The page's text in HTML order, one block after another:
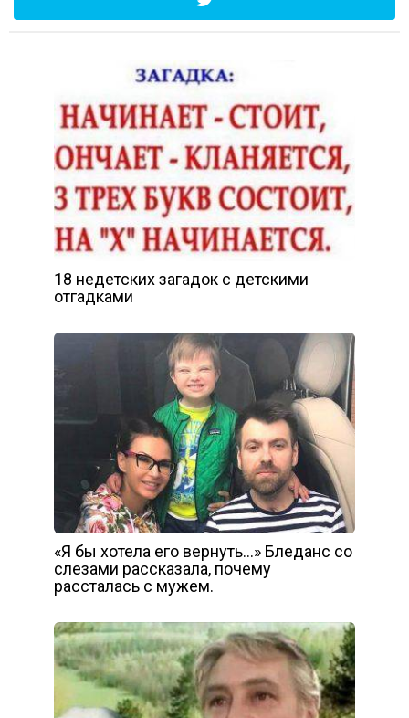
18 недетских загадок с детскими
отгадками
«Я бы хотела его вернуть…» Бледанс со
слезами рассказала, почему
рассталась с мужем.